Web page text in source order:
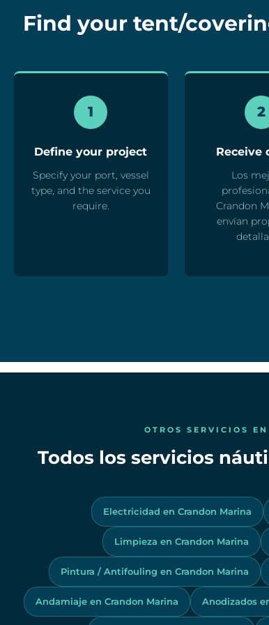
Find your tent/
1
Define your project
Specify your port, vessel
type, and the service you
require.
2
Receive
Los
Crandon
envían
OTROS SERVICIOS
Todos los servicios
Electricidad en Crandon Marina
Limpieza en Crandon Marina
Pintura / Antifouling en Crandon Marina
Andamiaje en Crandon Marina Anodizados